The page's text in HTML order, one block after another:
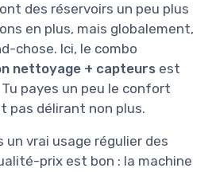
des réservoirs un peu plus
en plus, mais globalement,
chose. Ici, le combo
nettoyage + capteurs est
payes un peu le confort
pas délirant non plus.
un vrai usage régulier des
prix est bon : la machine